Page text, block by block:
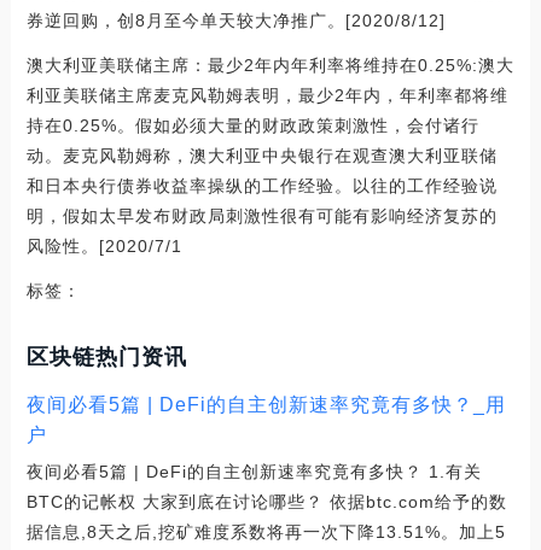
券逆回购，创8月至今单天较大净推广。[2020/8/12]
澳大利亚美联储主席：最少2年内年利率将维持在0.25%:澳大
利亚美联储主席麦克风勒姆表明，最少2年内，年利率都将维
持在0.25%。假如必须大量的财政政策刺激性，会付诸行
动。麦克风勒姆称，澳大利亚中央银行在观查澳大利亚联储
和日本央行债券收益率操纵的工作经验。以往的工作经验说
明，假如太早发布财政局刺激性很有可能有影响经济复苏的
风险性。[2020/7/1
标签：
区块链热门资讯
夜间必看5篇 | DeFi的自主创新速率究竟有多快？_用
户
夜间必看5篇 | DeFi的自主创新速率究竟有多快？ 1.有关
BTC的记帐权 大家到底在讨论哪些？ 依据btc.com给予的数
据信息,8天之后,挖矿难度系数将再一次下降13.51%。加上5